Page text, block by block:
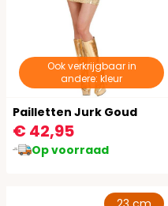
Ook verkrijgbaar in
andere: kleur
Pailletten Jurk Goud
€ 42,95
Op voorraad